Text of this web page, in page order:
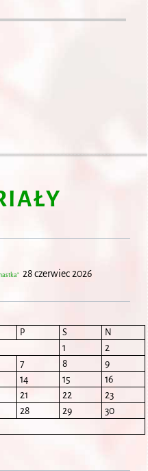
28 czerwiec 2026
P S N
1
2
7 8
9
14 15
16
21 22
23
28 29
30